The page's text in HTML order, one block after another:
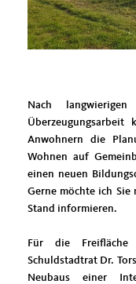
Nach
Anwohnern die
Wohnen auf
einen neuen
Gerne möchte ich
Stand informieren.
Für die
Schuldstadtrat Dr.
Neubaus einer